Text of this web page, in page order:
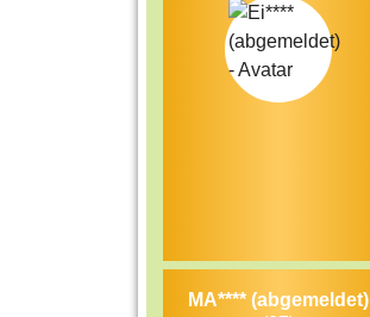
MA**** (abgemeldet)